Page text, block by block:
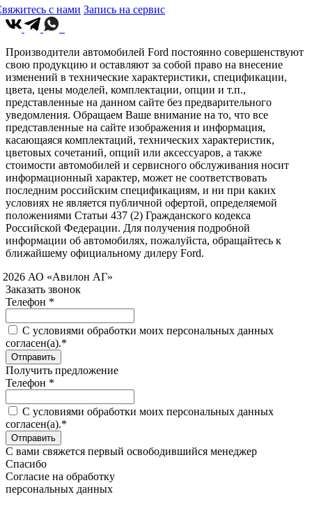
с нами Запись на сервис
Производители автомобилей Ford постоянно совершенствуют
свою продукцию и оставляют за собой право на внесение
изменений в технические характеристики, спецификации,
цвета, цены моделей, комплектации, опции и т.п.,
представленные на данном сайте без предварительного
уведомления. Обращаем Ваше внимание на то, что все
представленные на сайте изображения и информация,
касающаяся комплектаций, технических характеристик,
цветовых сочетаний, опций или аксессуаров, а также
стоимости автомобилей и сервисного обслуживания носит
информационный характер, может не соответствовать
последним российским спецификациям, и ни при каких
условиях не является публичной офертой, определяемой
положениями Статьи 437 (2) Гражданского кодекса
Российской Федерации. Для получения подробной
информации об автомобилях, пожалуйста, обращайтесь к
ближайшему официальному дилеру Ford.
АО «Авилон АГ»
Заказать звонок
Телефон *
C условиями обработки моих персональных данных
согласен(а).*
Получить предложение
Телефон *
C условиями обработки моих персональных данных
согласен(а).*
С вами свяжется первый освободившийся менеджер
Спасибо
Согласие на обработку
персональных данных